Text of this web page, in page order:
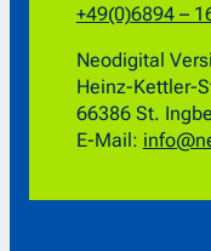
+49(0)6894 –
Neodigital
Heinz-Kettler-
66386 St.
E-Mail: